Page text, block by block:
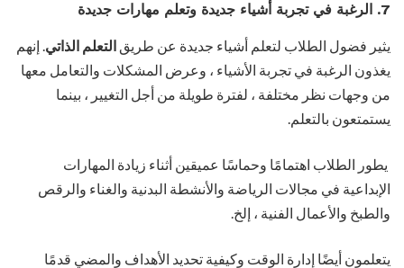
7. الرغبة في تجربة أشياء جديدة وتعلم مهارات جديدة
يثير فضول الطلاب لتعلم أشياء جديدة عن طريق التعلم الذاتي . إنهم
يغذون الرغبة في تجربة الأشياء ، وعرض المشكلات والتعامل معها
من وجهات نظر مختلفة ، لفترة طويلة من أجل التغيير ، بينما
يستمتعون بالتعلم.
يطور الطلاب اهتمامًا وحماسًا عميقين أثناء زيادة المهارات
الإبداعية في مجالات الرياضة والأنشطة البدنية والغناء والرقص
والطبخ والأعمال الفنية ، إلخ.
يتعلمون أيضًا إدارة الوقت وكيفية تحديد الأهداف والمضي قدمًا